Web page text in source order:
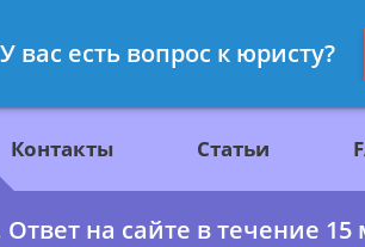
праву
Контакты Статьи
на сайте в течение 15
У вас есть вопрос к юристу?